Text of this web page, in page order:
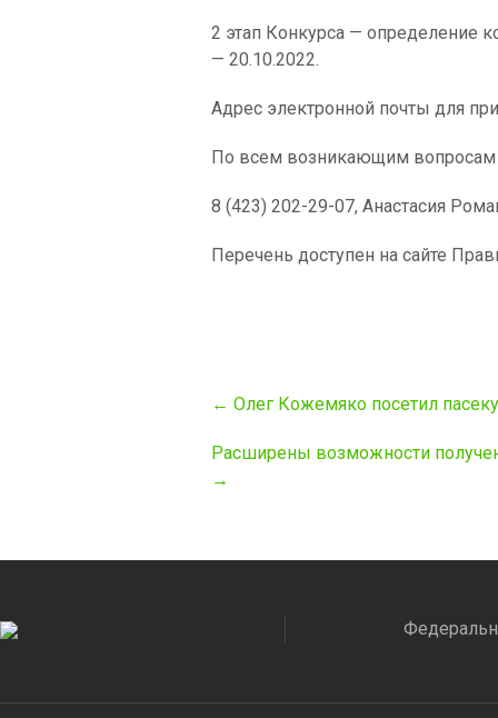
2 этап Конкурса — определение
— 20.10.2022.
Адрес электронной почты для
По всем возникающим вопросам
8 (423) 202-29-07, Анастасия
Перечень доступен на сайте
Post
navigation
← Олег Кожемяко посетил
Расширены возможности
→